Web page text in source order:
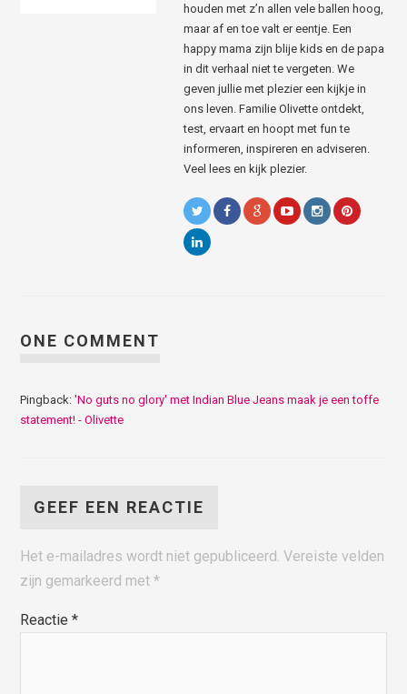
houden met z’n allen vele ballen hoog,
maar af en toe valt er eentje. Een
happy mama zijn blije kids en de papa
in dit verhaal niet te vergeten. We
geven jullie met plezier een kijkje in
ons leven. Familie Olivette ontdekt,
test, ervaart en hoopt met fun te
informeren, inspireren en adviseren.
Veel lees en kijk plezier.
ONE COMMENT
Pingback:'No guts no glory' met Indian Blue Jeans maak je een toffe
statement! - Olivette
GEEF EEN REACTIE
Het e-mailadres wordt niet gepubliceerd. Vereiste velden
zijn gemarkeerd met*
Reactie*